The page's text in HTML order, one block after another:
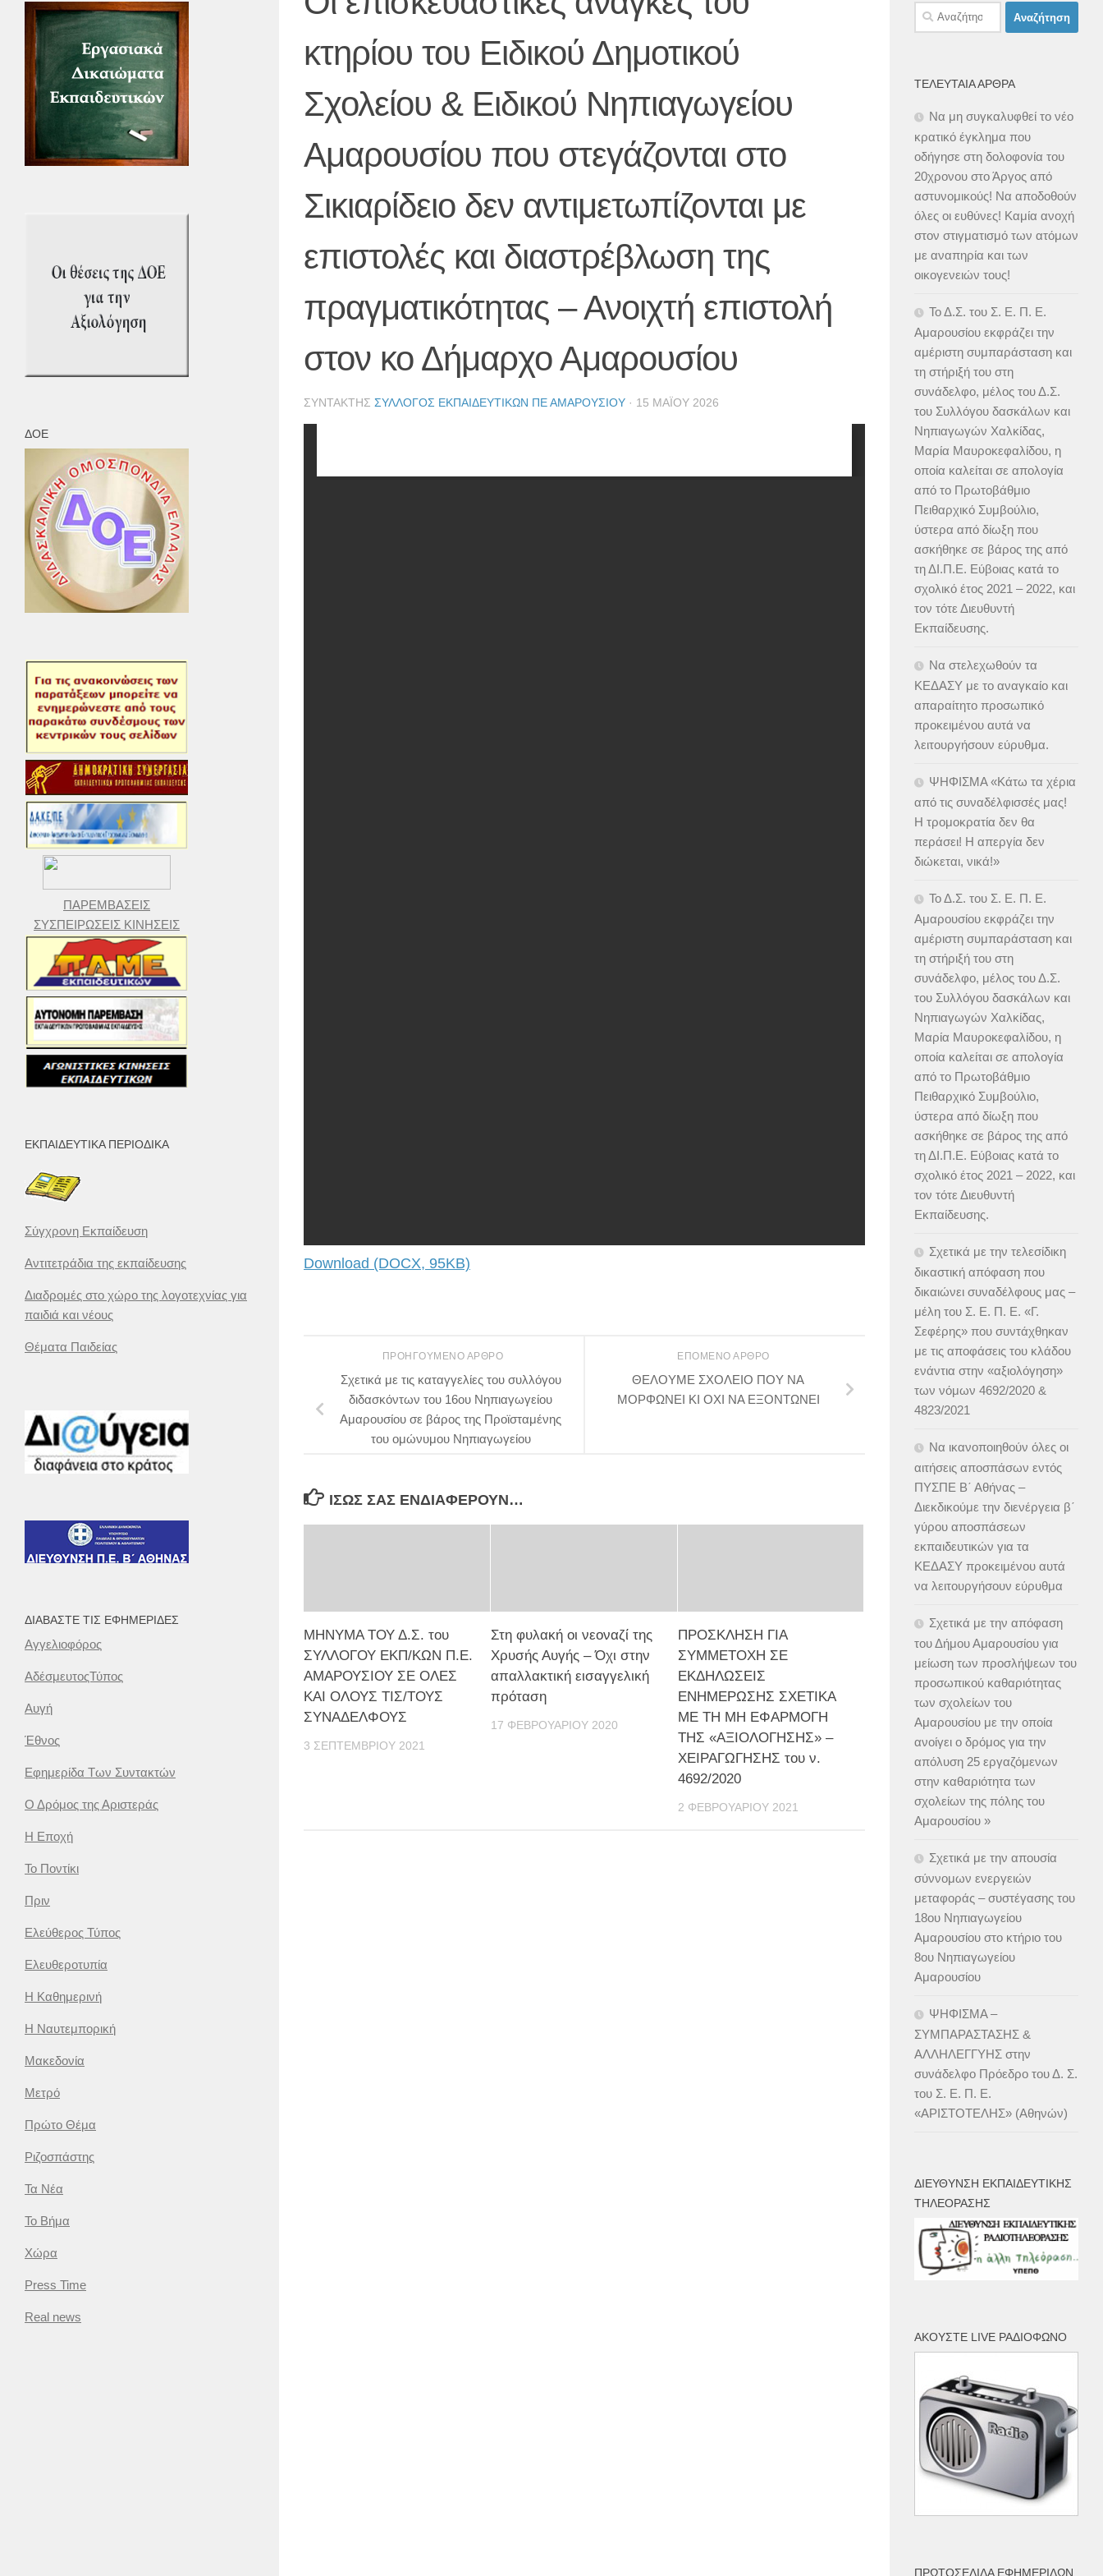
κτηρίου του Ειδικού Δημοτικού
Σχολείου & Ειδικού Νηπιαγωγείου
Αμαρουσίου που στεγάζονται στο
Σικιαρίδειο δεν αντιμετωπίζονται με
επιστολές και διαστρέβλωση της
πραγματικότητας – Ανοιχτή επιστολή
στον κο Δήμαρχο Αμαρουσίου
ΣΥΝΤΆΚΤΗΣ ΣΎΛΛΟΓΟΣ ΕΚΠΑΙΔΕΥΤΙΚΏΝ ΠΕ ΑΜΑΡΟΥΣΊΟΥ · 15 ΜΑΪ́ΟΥ 2026
Download (DOCX, 95KB)
ΕΠΌΜΕΝΟ ΆΡΘΡΟ
ΘΕΛΟΥΜΕ ΣΧΟΛΕΙΟ ΠΟΥ ΝΑ
ΜΟΡΦΩΝΕΙ ΚΙ ΟΧΙ ΝΑ ΕΞΟΝΤΩΝΕΙ
ΠΡΟΗΓΟΎΜΕΝΟ ΆΡΘΡΟ
Σχετικά με τις καταγγελίες του συλλόγου
διδασκόντων του 16ου Νηπιαγωγείου
Αμαρουσίου σε βάρος της Προϊσταμένης
του ομώνυμου Νηπιαγωγείου
ΊΣΩΣ ΣΑΣ ΕΝΔΙΑΦΈΡΟΥΝ…
MΗNΥMA ΤΟΥ Δ.Σ. του
ΣΥΛΛΟΓΟΥ ΕΚΠ/ΚΩΝ Π.Ε.
ΑΜΑΡΟΥΣΙΟΥ ΣΕ ΟΛΕΣ
ΚΑΙ ΟΛΟΥΣ ΤΙΣ/ΤΟΥΣ
ΣΥΝΑΔΕΛΦΟΥΣ
3 ΣΕΠΤΕΜΒΡΊΟΥ 2021
Στη φυλακή οι νεοναζί της
Χρυσής Αυγής – Όχι στην
απαλλακτική εισαγγελική
πρόταση
17 ΦΕΒΡΟΥΑΡΊΟΥ 2020
ΠΡΟΣΚΛΗΣΗ ΓΙΑ
ΣΥΜΜΕΤΟΧΗ ΣΕ
ΕΚΔΗΛΩΣΕΙΣ
ΕΝΗΜΕΡΩΣΗΣ ΣΧΕΤΙΚΑ
ΜΕ ΤΗ ΜΗ ΕΦΑΡΜΟΓΗ
ΤΗΣ «ΑΞΙΟΛΟΓΗΣΗΣ» –
ΧΕΙΡΑΓΩΓΗΣΗΣ του ν.
4692/2020
2 ΦΕΒΡΟΥΑΡΊΟΥ 2021
ΔΟΕ
ΠΑΡΕΜΒΑΣΕΙΣ
ΣΥΣΠΕΙΡΩΣΕΙΣ ΚΙΝΗΣΕΙΣ
ΕΚΠΑΙΔΕΥΤΙΚΆ ΠΕΡΙΟΔΙΚΆ
Σύγχρονη Εκπαίδευση
Αντιτετράδια της εκπαίδευσης
Διαδρομές στο χώρο της λογοτεχνίας για
παιδιά και νέους
Θέματα Παιδείας
ΔΙΑΒΆΣΤΕ ΤΙΣ ΕΦΗΜΕΡΊΔΕΣ
Αγγελιοφόρος
ΑδέσμευτοςΤύπος
Αυγή
Έθνος
Εφημερίδα Των Συντακτών
Ο Δρόμος της Αριστεράς
Η Εποχή
Το Ποντίκι
Πριν
Ελεύθερος Τύπος
Ελευθεροτυπία
Η Καθημερινή
Η Ναυτεμπορική
Μακεδονία
Μετρό
Πρώτο Θέμα
Ριζοσπάστης
Τα Νέα
Το Βήμα
Χώρα
Press Time
Real news
Αναζήτηση
για:
ΤΕΛΕΥΤΑΊΑ ΆΡΘΡΑ
Να μη συγκαλυφθεί το νέο
κρατικό έγκλημα που
οδήγησε στη δολοφονία του
20χρονου στο Άργος από
αστυνομικούς! Να αποδοθούν
όλες οι ευθύνες! Καμία ανοχή
στον στιγματισμό των ατόμων
με αναπηρία και των
οικογενειών τους!
Το Δ.Σ. του Σ. Ε. Π. Ε.
Αμαρουσίου εκφράζει την
αμέριστη συμπαράσταση και
τη στήριξή του στη
συνάδελφο, μέλος του Δ.Σ.
του Συλλόγου δασκάλων και
Νηπιαγωγών Χαλκίδας,
Μαρία Μαυροκεφαλίδου, η
οποία καλείται σε απολογία
από το Πρωτοβάθμιο
Πειθαρχικό Συμβούλιο,
ύστερα από δίωξη που
ασκήθηκε σε βάρος της από
τη ΔΙ.Π.Ε. Εύβοιας κατά το
σχολικό έτος 2021 – 2022, και
τον τότε Διευθυντή
Εκπαίδευσης.
Να στελεχωθούν τα
ΚΕΔΑΣΥ με το αναγκαίο και
απαραίτητο προσωπικό
προκειμένου αυτά να
λειτουργήσουν εύρυθμα.
ΨΗΦΙΣΜΑ «Κάτω τα χέρια
από τις συναδέλφισσές μας!
Η τρομοκρατία δεν θα
περάσει! Η απεργία δεν
διώκεται, νικά!»
Το Δ.Σ. του Σ. Ε. Π. Ε.
Αμαρουσίου εκφράζει την
αμέριστη συμπαράσταση και
τη στήριξή του στη
συνάδελφο, μέλος του Δ.Σ.
του Συλλόγου δασκάλων και
Νηπιαγωγών Χαλκίδας,
Μαρία Μαυροκεφαλίδου, η
οποία καλείται σε απολογία
από το Πρωτοβάθμιο
Πειθαρχικό Συμβούλιο,
ύστερα από δίωξη που
ασκήθηκε σε βάρος της από
τη ΔΙ.Π.Ε. Εύβοιας κατά το
σχολικό έτος 2021 – 2022, και
τον τότε Διευθυντή
Εκπαίδευσης.
Σχετικά με την τελεσίδικη
δικαστική απόφαση που
δικαιώνει συναδέλφους μας –
μέλη του Σ. Ε. Π. Ε. «Γ.
Σεφέρης» που συντάχθηκαν
με τις αποφάσεις του κλάδου
ενάντια στην «αξιολόγηση»
των νόμων 4692/2020 &
4823/2021
Να ικανοποιηθούν όλες οι
αιτήσεις αποσπάσων εντός
ΠΥΣΠΕ Β΄ Αθήνας –
Διεκδικούμε την διενέργεια β΄
γύρου αποσπάσεων
εκπαιδευτικών για τα
ΚΕΔΑΣΥ προκειμένου αυτά
να λειτουργήσουν εύρυθμα
Σχετικά με την απόφαση
του Δήμου Αμαρουσίου για
μείωση των προσλήψεων του
προσωπικού καθαριότητας
των σχολείων του
Αμαρουσίου με την οποία
ανοίγει ο δρόμος για την
απόλυση 25 εργαζόμενων
στην καθαριότητα των
σχολείων της πόλης του
Αμαρουσίου »
Σχετικά με την απουσία
σύννομων ενεργειών
μεταφοράς – συστέγασης του
18ου Νηπιαγωγείου
Αμαρουσίου στο κτήριο του
8ου Νηπιαγωγείου
Αμαρουσίου
ΨΗΦΙΣΜΑ –
ΣΥΜΠΑΡΑΣΤΑΣΗΣ &
ΑΛΛΗΛΕΓΓΥΗΣ στην
συνάδελφο Πρόεδρο του Δ. Σ.
του Σ. Ε. Π. Ε.
«ΑΡΙΣΤΟΤΕΛΗΣ» (Αθηνών)
ΔΙΕΎΘΥΝΣΗ ΕΚΠΑΙΔΕΥΤΙΚΉΣ
ΤΗΛΕΌΡΑΣΗΣ
ΑΚΟΎΣΤΕ LIVE ΡΑΔΙΌΦΩΝΟ
ΠΡΩΤΟΣΈΛΙΔΑ ΕΦΗΜΕΡΊΔΩΝ